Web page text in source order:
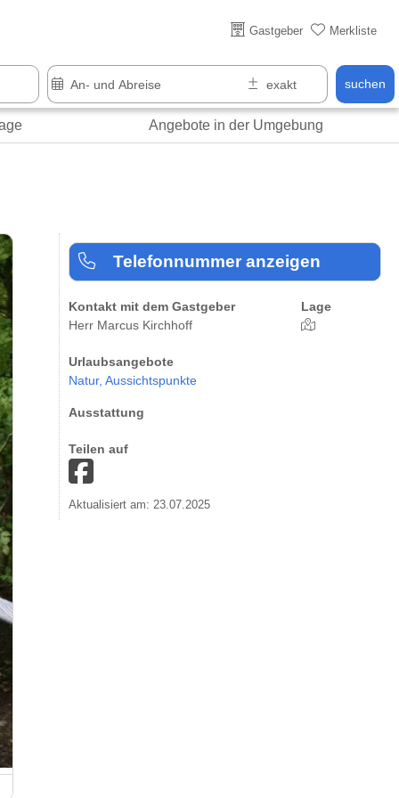
Gastgeber Merkliste
suchen
Über 25 Jahre online
Angebote in der Umgebung
Telefonnummer anzeigen
Kontakt mit dem Gastgeber
Herr Marcus Kirchhoff
Lage
Urlaubsangebote
Natur, Aussichtspunkte
Ausstattung
Teilen auf
Aktualisiert am: 23.07.2025